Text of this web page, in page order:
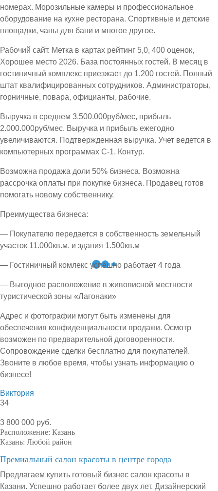
номерах. Морозильные камеры и профессиональное
оборудование на кухне ресторана. Спортивные и детские
площадки, чаны для бани и многое другое.
Рабочий сайт. Метка в картах рейтинг 5,0, 400 оценок,
Хорошее место 2026. База постоянных гостей. В месяц в
гостиничный комплекс приезжает до 1.200 гостей. Полный
штат квалифицированных сотрудников. Администраторы,
горничные, повара, официанты, рабочие.
Выручка в среднем 3.500.000руб/мес, прибыль
2.000.000руб/мес. Выручка и прибыль ежегодно
увеличиваются. Подтвержденная выручка. Учет ведется в
компьютерных программах С-1, Контур.
Возможна продажа доли 50% бизнеса. Возможна
рассрочка оплаты при покупке бизнеса. Продавец готов
помогать новому собственнику.
Преимущества бизнеса:
— Покупателю передается в собственность земельный
участок 11.000кв.м. и здания 1.500кв.м
— Гостиничный комлекс успешно работает 4 года
— Выгодное расположение в живописной местности
туристической зоны «Лагонаки»
Адрес и фотографии могут быть изменены для
обеспечения конфиденциальности продажи. Осмотр
возможен по предварительной договоренности.
Сопровождение сделки бесплатно для покупателей.
Звоните в любое время, чтобы узнать информацию о
бизнесе!
Виктория
34
3 800 000 руб.
Расположение: Казань
Казань: Любой район
Премиальный салон красоты в центре города
Предлагаем купить готовый бизнес салон красоты в
Казани. Успешно работает более двух лет. Дизайнерский